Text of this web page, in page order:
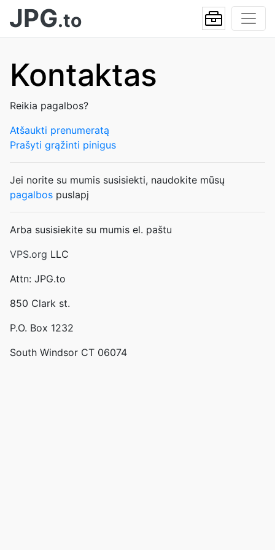
JPG.to
Kontaktas
Reikia pagalbos?
Atšaukti prenumeratą
Prašyti grąžinti pinigus
Jei norite su mumis susisiekti, naudokite mūsų
pagalbos puslapį
Arba susisiekite su mumis el. paštu
VPS.org LLC
Attn: JPG.to
850 Clark st.
P.O. Box 1232
South Windsor CT 06074